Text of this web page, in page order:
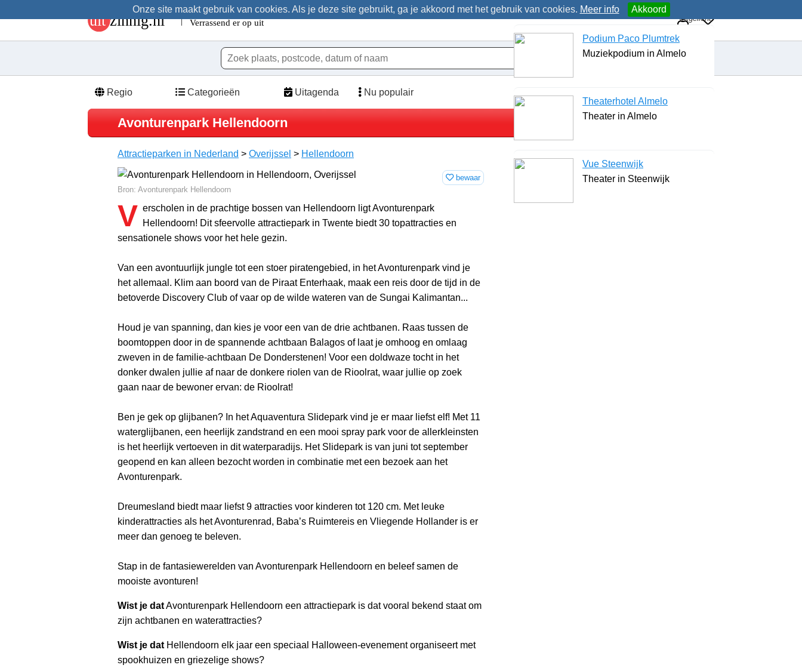
Onze site maakt gebruik van cookies. Als je deze site gebruikt, ga je akkoord met het gebruik van cookies. Meer info Akkoord
Regio Categorieën Uitagenda Nu populair
Avonturenpark Hellendoorn
Attractieparken in Nederland > Overijssel > Hellendoorn
bewaar
Bron: Avonturenpark Hellendoorn
V erscholen in de prachtige bossen van Hellendoorn ligt Avonturenpark
Hellendoorn! Dit sfeervolle attractiepark in Twente biedt 30 topattracties en
sensationele shows voor het hele gezin.
Van een avontuurlijk jungle tot een stoer piratengebied, in het Avonturenpark vind je
het allemaal. Klim aan boord van de Piraat Enterhaak, maak een reis door de tijd in de
betoverde Discovery Club of vaar op de wilde wateren van de Sungai Kalimantan...
Houd je van spanning, dan kies je voor een van de drie achtbanen. Raas tussen de
boomtoppen door in de spannende achtbaan Balagos of laat je omhoog en omlaag
zweven in de familie-achtbaan De Donderstenen! Voor een doldwaze tocht in het
donker dwalen jullie af naar de donkere riolen van de Rioolrat, waar jullie op zoek
gaan naar de bewoner ervan: de Rioolrat!
Ben je gek op glijbanen? In het Aquaventura Slidepark vind je er maar liefst elf! Met 11
waterglijbanen, een heerlijk zandstrand en een mooi spray park voor de allerkleinsten
is het heerlijk vertoeven in dit waterparadijs. Het Slidepark is van juni tot september
geopend en kan alleen bezocht worden in combinatie met een bezoek aan het
Avonturenpark.
Dreumesland biedt maar liefst 9 attracties voor kinderen tot 120 cm. Met leuke
kinderattracties als het Avonturenrad, Baba’s Ruimtereis en Vliegende Hollander is er
meer dan genoeg te beleven.
Stap in de fantasiewerelden van Avonturenpark Hellendoorn en beleef samen de
mooiste avonturen!
Wist je datAvonturenpark Hellendoorn een attractiepark is dat vooral bekend staat om
zijn achtbanen en waterattracties?
Wist je dat Hellendoorn elk jaar een speciaal Halloween-evenement organiseert met
spookhuizen en griezelige shows?
Uitgelicht
Podium Paco Plumtrek
Muziekpodium in Almelo
Theaterhotel Almelo
Theater in Almelo
Vue Steenwijk
Theater in Steenwijk